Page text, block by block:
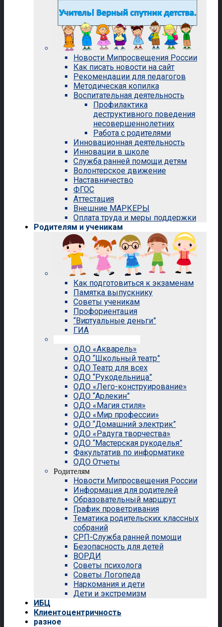
Новости Мипросвещения России
Как писать новости на сайт
Рекомендации для педагогов
Методическая копилка
Воспитательная деятельность
Профилактика
деструктивного поведения
несовершеннолетних
Работа с родителями
Инновационная деятельность
Инновации в школе
Служба ранней помощи детям
Волонтерское движение
Наставничество
ФГОС
Аттестация
Внешние МАРКЕРЫ
Оплата труда и меры поддержки
Родителям и ученикам
Как подготовиться к экзаменам
Памятка выпускнику
Советы ученикам
Профориентация
“Виртуальные деньги”
ГИА
ОДО «Акварель»
ОДО “Школьный театр”
ОДО Театр для всех
ОДО “Рукодельница”
ОДО «Лего-конструирование»
ОДО “Арлекин”
ОДО «Магия стиля»
ОДО «Мир профессии»
ОДО “Домашний электрик”
ОДО «Радуга творчества»
ОДО “Мастерская рукоделья”
Факультатив по информатике
ОДО Отчеты
Родителям
Новости Мипросвещения России
Информация для родителей
Образовательный маршрут
График проветривания
Тематика родительских классных
собраний
СРП-Служба ранней помощи
Безопасность для детей
ВОРДИ
Советы психолога
Советы Логопеда
Наркомания и дети
Дети и экстремизм
ИБЦ
Клиентоцентричность
разное